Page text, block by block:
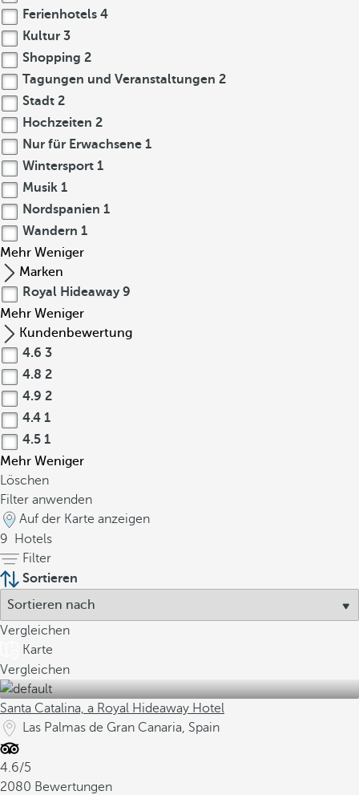
Ferienhotels 4
Kultur 3
Shopping 2
Tagungen und Veranstaltungen 2
Stadt 2
Hochzeiten 2
Nur für Erwachsene 1
Wintersport 1
Musik 1
Nordspanien 1
Wandern 1
Mehr Weniger
Marken
Royal Hideaway 9
Mehr Weniger
Kundenbewertung
4.6 3
4.8 2
4.9 2
4.4 1
4.5 1
Mehr Weniger
Löschen
Filter anwenden
Auf der Karte anzeigen
9
Hotels
Filter
Sortieren
Vergleichen
Karte
Vergleichen
Santa Catalina, a Royal Hideaway Hotel
Las Palmas de Gran Canaria, Spain
4.6/5
2080 Bewertungen